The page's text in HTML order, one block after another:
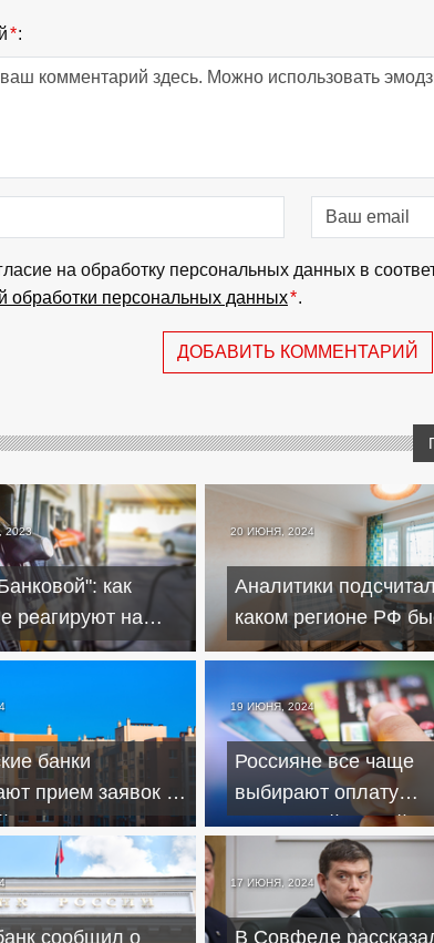
*:
на обработку персональных данных в
обработки персональных данных*.
ДОБАВИТЬ КОММЕНТАРИЙ
2023
как
реагируют на
на топливо
20 ИЮНЯ, 2024
Аналитики
каком регионе РФ
всего накопить на
банки
прием заявок по
ипотеке
19 ИЮНЯ, 2024
Россияне все чаще
выбирают оплату
банковской картой
наличных
сообщил о
17 ИЮНЯ, 2024
В Совфеде